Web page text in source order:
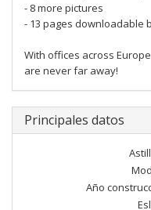
- 8 more pictures
- 13 pages downloadable
With offices across
are never far away!
Principales datos
Año